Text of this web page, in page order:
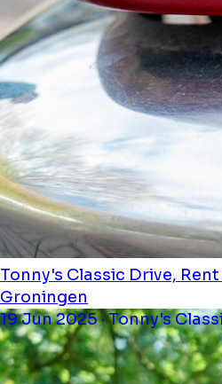
Tonny's Classic Drive,
Groningen
19 Jun 2025 · Tonny's